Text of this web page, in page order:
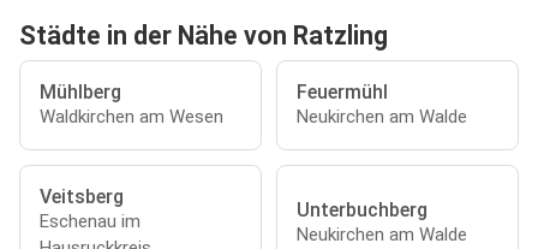
Städte in der Nähe von Ratzling
Mühlberg
Waldkirchen am Wesen
Feuermühl
Neukirchen am Walde
Veitsberg
Eschenau im
Unterbuchberg
Neukirchen am Walde